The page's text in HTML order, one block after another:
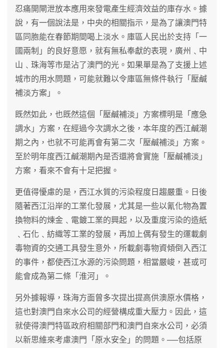
忍痛開閘泄放本應用來發電產生經濟效益的庫存水。據
說，有一個說法是，中央的相關指示，是為了讓澳門特
區同胞能在春節期間喝上淡水。庫區人民出於支持「一
國兩制」的良好意愿，就有無私奉獻的表現，廣州﹑中
山﹑珠海等市是沾了澳門的光。如果單是為了支援上述
城市的用水問題，可能就難以令庫區無條件執行「壓鹹
補淡方案」。
既然如此，也既然這個「壓鹹補淡」方案標明是「應急
調水」方案，在經過今次調水之後，本年度的西江鹹潮
期之內，也就不可能再會有第二次「壓鹹補淡」方案。
至於明年度西江鹹潮期內是否還將會實施「壓鹹補淡」
方案，看來不會有十足把握。
更值得懮慮的是，西江水質的污染程度日趨嚴重。日後
隨著西江沿岸的工業化發展，尤其是一些以氰化物為置
換物料的煉金﹑電鍍工業的興起，以及重度污染的造紙
﹑石化﹑紡織等工業的發展，再加上偶有發生的運載劇
毒物資的交通工具發生意外，所載劇毒物資傾倒入西江
的事件，都使西江水源的污染問題，相當嚴峻，甚或可
能會成為第二條「淮河」。
另外據報導，珠海方面曾多次提出提高供澳原水價格，
這也對澳門自來水公司的經營構成重大壓力。因此，這
就使得澳門特區政府相關部門和澳門自來水公司，必須
以新思維來考慮澳門「原水安全」的問題。──包括原